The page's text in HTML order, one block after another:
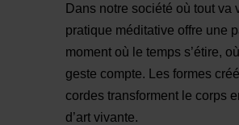
Dans notre société où tout va
pratique méditative offre une
moment où le temps s’étire,
geste compte. Les formes
cordes transforment le corps
d’art vivante.